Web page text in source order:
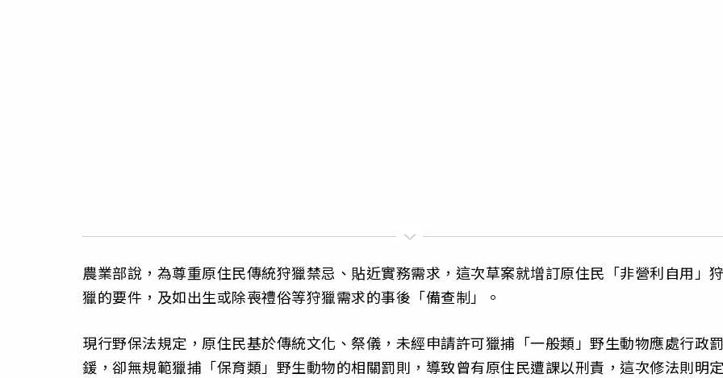
農業部說，為尊重原住民傳統狩獵禁忌、貼近實務需求，這次草案就增訂原住民「非營利自用」
獵的要件，及如出生或除喪禮俗等狩獵需求的事後「備查制」。
現行野保法規定，原住民基於傳統文化、祭儀，未經申請許可獵捕「一般類」野生動物應處行政
鍰，卻無規範獵捕「保育類」野生動物的相關罰則，導致曾有原住民遭課以刑責，這次修法則明